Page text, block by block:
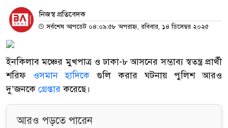
নিজস্ব প্রতিবেদক
সর্বশেষ আপডেট ০৪:০৯:৫৮ অপরাহ্ন, রবিবার, ১৪ ডিসেম্বর ২০২৫
ইনকিলাব মঞ্চের মুখপাত্র ও ঢাকা-৮ আসনের সম্ভাব্য স্বতন্ত্র প্রার্থী
শরিফ ওসমান হাদিকে গুলি করার ঘটনায় পুলিশ আরও
দু’জনকে গ্রেপ্তারকরেছে।
আরও পড়তে পারেন